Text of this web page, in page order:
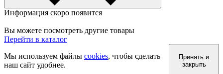
Информация скоро появится
Вы можете посмотреть другие товары
Перейти в каталог
Мы используем файлы cookies, чтобы сделать
наш сайт удобнее.
Принять и
закрыть